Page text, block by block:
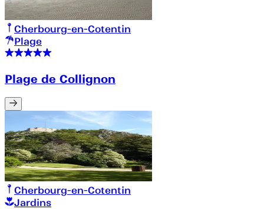
Cherbourg-en-Cotentin
Plage
Plage de Collignon
Cherbourg-en-Cotentin
Jardins